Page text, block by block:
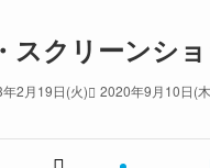
スクリーンシ
2月19日(火) 2020年9月10日(